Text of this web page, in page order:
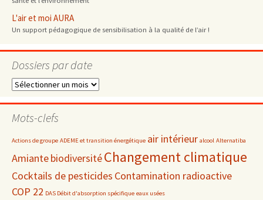
L'air et moi AURA
Un support pédagogique de sensibilisation à la qualité de l’air !
Dossiers par date
Dossiers
date
Mots-clefs
Actions de groupe ADEME et transition énergétique air intérieur alcool Alternatiba
AmiantebiodiversitéChangement climatique
Cocktails de pesticides Contamination radioactive
COP 22 DAS Débit d'absorption spécifique eaux usées